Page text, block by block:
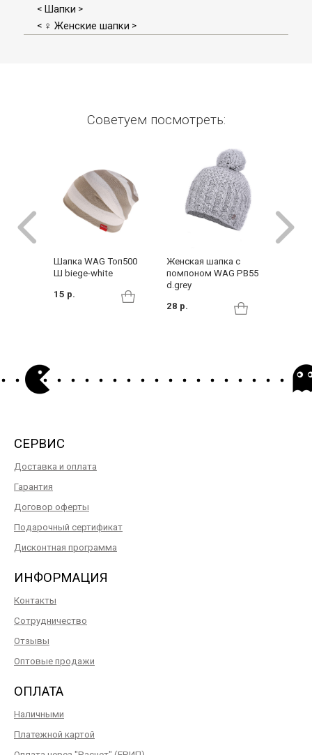
< Шапки >
< ♀ Женские шапки >
Советуем посмотреть:
Шапка WAG Топ500
Ш biege-white
15 р.
Женская шапка с
помпоном WAG PB55
d.grey
28 р.
СЕРВИС
Доставка и оплата
Гарантия
Договор оферты
Подарочный сертификат
Дисконтная программа
ИНФОРМАЦИЯ
Контакты
Сотрудничество
Отзывы
Оптовые продажи
ОПЛАТА
Наличными
Платежной картой